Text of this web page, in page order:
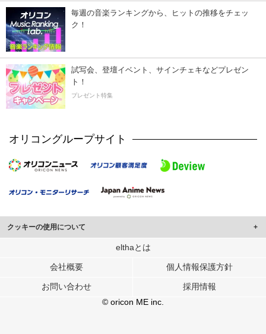
毎週の音楽ランキングから、ヒットの推移をチェッ
ク！
試写会、登壇イベント、サインチェキなどプレゼン
ト！
プレゼント特集
オリコングループサイト
クッキーの使用について
このサイトでは Cookie を使用して、ユーザーに合わせたコンテンツや広告の
行っています。
メディアや広告配信、データ解析の各パートナーに提供しています。
各パートナーは、この情報とユーザーが各パートナーに提供した他の情報や、
ユーザーが各パートナーのサービスを使用したときに収集した他の情報を組み
elthaとは
会社概要 個人情報保護方針
お問い合わせ
採用情報
© oricon ME inc.